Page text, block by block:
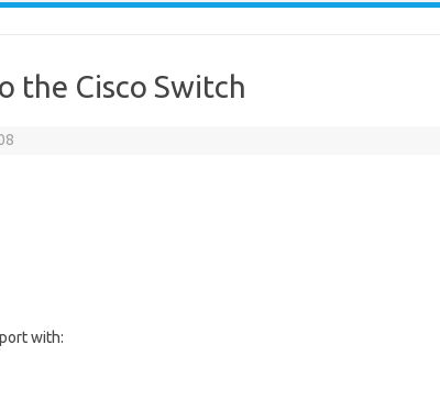
the Cisco Switch
with: